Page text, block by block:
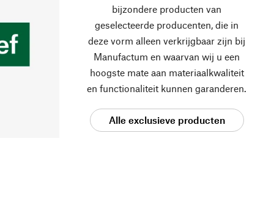
bijzondere producten van
geselecteerde producenten, die in
deze vorm alleen verkrijgbaar zijn bij
Manufactum en waarvan wij u een
hoogste mate aan materiaalkwaliteit
en functionaliteit kunnen garanderen.
Alle exclusieve producten